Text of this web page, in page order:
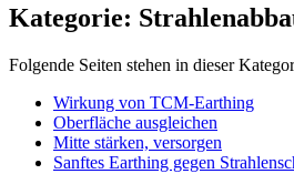
Kategorie:
Folgende Seiten stehen in dieser
Wirkung von TCM-Earthing
Oberfläche ausgleichen
Mitte stärken, versorgen
Sanftes Earthing gegen